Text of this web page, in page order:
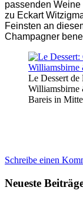
passenden
zu Eckart
Feinsten an
Champagner
Le Dessert
Williamsbirne
Bareis in
Schreibe einen
Neueste